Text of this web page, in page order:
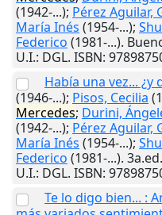
(1942-...); Pérez Aguilar,
María Inés (1954-...);
Federico (1981-...).
U.I.: DGL. ISBN:
Había una vez... ¿y
(1946-...); Pisos, Cecilia
Mercedes; Durini,
(1942-...); Pérez Aguilar,
María Inés (1954-...);
Federico (1981-...). 3a.ed.
U.I.: DGL. ISBN:
Te lo digo bien... :